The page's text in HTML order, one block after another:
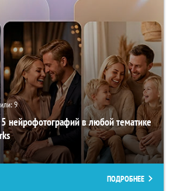
9
нейрофотографий в любой тематике
ПОДРОБНЕЕ